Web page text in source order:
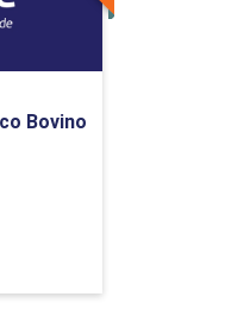
(Ênfase em
Bovino